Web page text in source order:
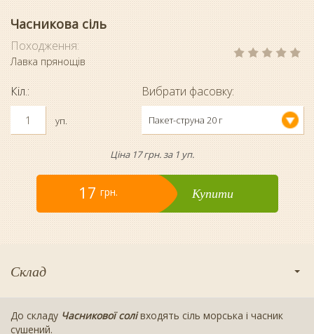
Часникова сіль
Походження:
Лавка прянощів
Кіл.:
уп.
Вибрати фасовку:
Пакет-струна 20 г
Ціна 17 грн. за 1 уп.
17 грн. Купити
Склад
До складу Часникової солівходять сіль морська і часник
сушений.